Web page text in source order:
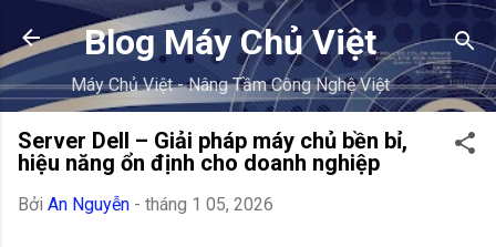
Chuyển đến nội dung chính
Blog Máy Chủ Việt
Máy Chủ Việt - Nâng Tầm Công Nghệ Việt
Server Dell – Giải pháp máy chủ bền bỉ,
hiệu năng ổn định cho doanh nghiệp
Bởi An Nguyễn - tháng 1 05, 2026